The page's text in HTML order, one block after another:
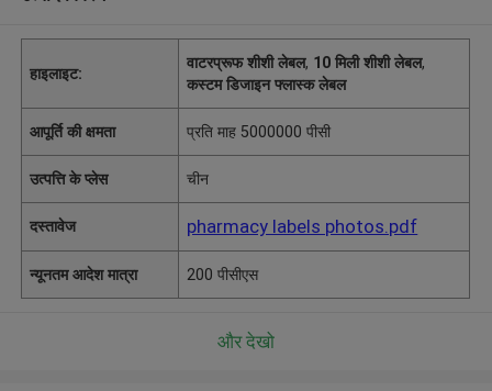
हाइलाइट:
वाटरप्रूफ शीशी लेबल, 10 मिली शीशी लेबल,
कस्टम डिजाइन फ्लास्क लेबल
आपूर्ति की क्षमता प्रति माह 5000000 पीसी
उत्पत्ति के प्लेस चीन
दस्तावेज pharmacy labels photos.pdf
न्यूनतम आदेश मात्रा 200 पीसीएस
और देखो